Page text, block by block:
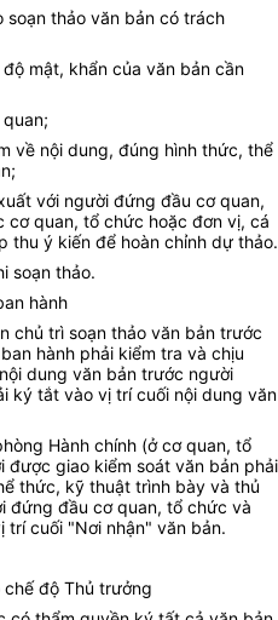
thảo văn bản có trách
mật, khẩn của văn bản cần
về nội dung, đúng hình thức, thể
với người đứng đầu cơ quan,
quan, tổ chức hoặc đơn vị, cá
thu ý kiến để hoàn chỉnh dự thảo.
soạn thảo.
hành
chủ trì soạn thảo văn bản trước
hành phải kiểm tra và chịu
dung văn bản trước người
ký tắt vào vị trí cuối nội dung văn
Hành chính (ở cơ quan, tổ
được giao kiểm soát văn bản phải
thức, kỹ thuật trình bày và thủ
đứng đầu cơ quan, tổ chức và
cuối "Nơi nhận" văn bản.
độ Thủ trưởng